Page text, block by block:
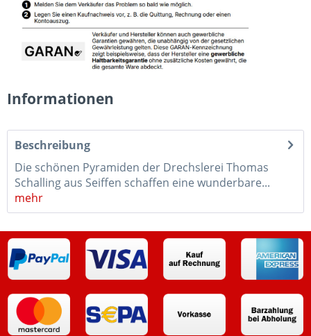
Informationen
Beschreibung
Die schönen Pyramiden der Drechslerei Thomas
Schalling aus Seiffen schaffen eine wunderbare...
mehr